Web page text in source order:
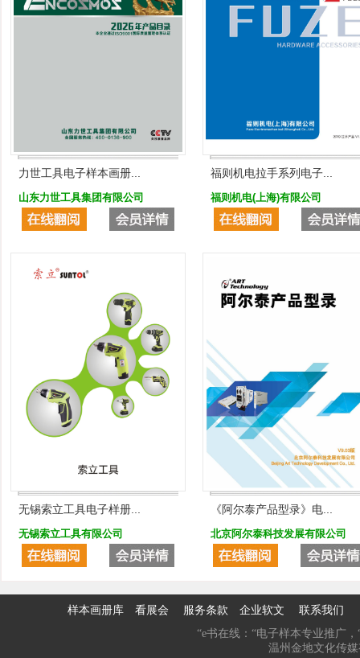
力世工具电子样本画册...
山东力世工具集团有限公司
福则机电拉手系列电子...
福则机电(上海)有限公司
无锡索立工具电子样册...
无锡索立工具有限公司
《阿尔泰产品型录》电...
北京阿尔泰科技发展有限公司
样本画册库 看展会 服务条款 企业软文
联系我们
“e书在线：“电子样本专业推广，
温州金地文化传